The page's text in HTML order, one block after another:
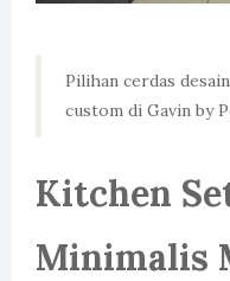
Pilihan cerdas
custom di Gavin by
Kitchen
Minimalis